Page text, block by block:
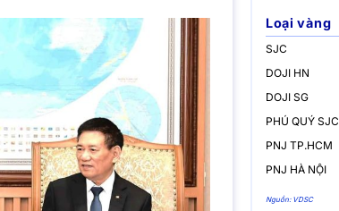
Loại vàng
SJC
DOJI HN
DOJI SG
PHÚ QUÝ SJC
PNJ TP.HCM
PNJ HÀ NỘI
Nguồn: VDSC